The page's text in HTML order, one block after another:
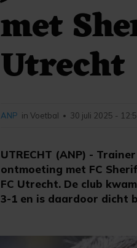
met
Utrecht
UTRECHT (ANP) -
ontmoeting met FC
FC Utrecht. De club
3-1 en is daardoor dicht
ANP in Voetbal • 30 juli 2025 -